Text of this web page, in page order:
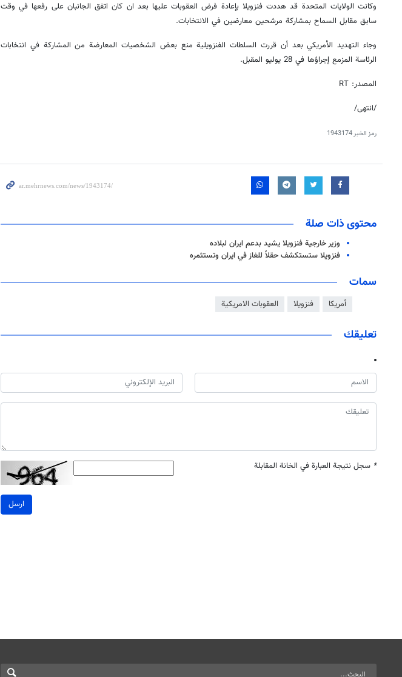
وكانت الولايات المتحدة قد هددت فنزويلا بإعادة فرض العقوبات عليها بعد ان كان اتفق الجانبان على رفعها في وقت
سابق مقابل السماح بمشاركة مرشحين معارضين في الانتخابات.
وجاء التهديد الأمريكي بعد أن قررت السلطات الفنزويلية منع بعض الشخصيات المعارضة من المشاركة في انتخابات
الرئاسة المزمع إجراؤها في 28 يوليو المقبل.
المصدر: RT
/انتهى/
رمز الخبر1943174
محتوى ذات صلة
وزير خارجية فنزويلا يشيد بدعم ايران لبلاده
فنزويلا ستستكشف حقلاً للغاز في ايران وتستثمره
سمات
أمريكا فنزويلا العقوبات الامريكية
تعليقك
* سجل نتيجة العبارة في الخانة المقابلة
ارسل